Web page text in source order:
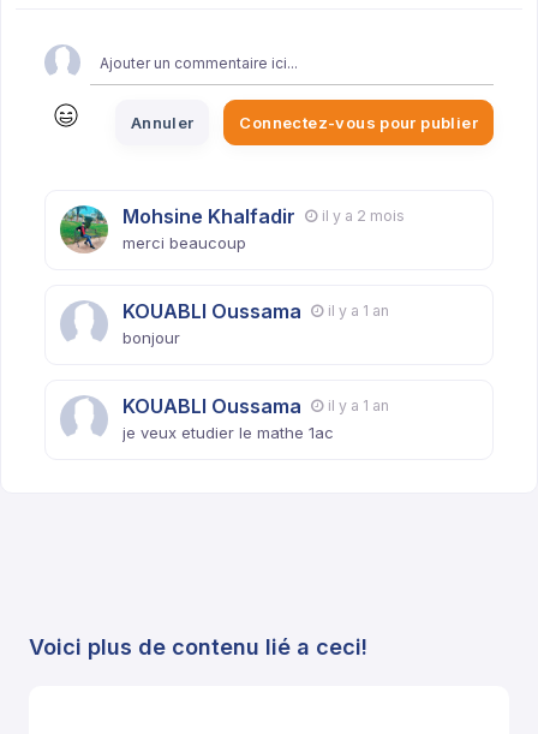
Annuler Connectez-vous pour publier
Mohsine Khalfadir il y a 2 mois
merci beaucoup
KOUABLI Oussama il y a 1 an
bonjour
KOUABLI Oussama il y a 1 an
je veux etudier le mathe 1ac
Voici plus de contenu lié a ceci!